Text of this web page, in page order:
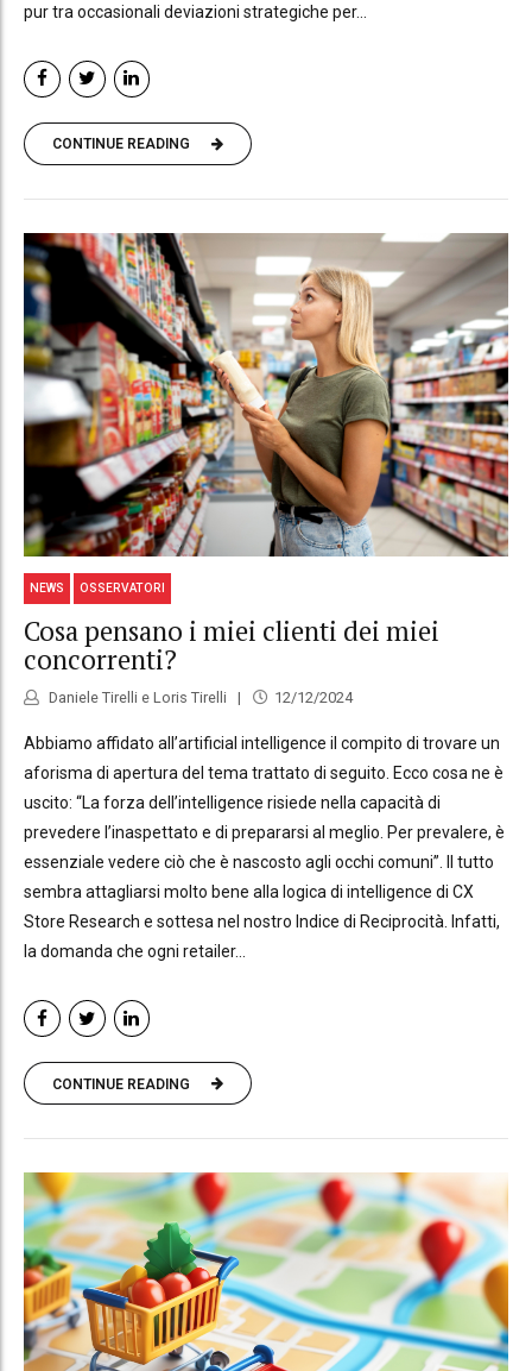
pur tra occasionali deviazioni strategiche per...
CONTINUE READING
NEWS OSSERVATORI
Cosa pensano i miei clienti dei miei
concorrenti?
Daniele Tirelli e Loris Tirelli 12/12/2024
Abbiamo affidato all’artificial intelligence il compito di trovare un
aforisma di apertura del tema trattato di seguito. Ecco cosa ne è
uscito: “La forza dell’intelligence risiede nella capacità di
prevedere l’inaspettato e di prepararsi al meglio. Per prevalere, è
essenziale vedere ciò che è nascosto agli occhi comuni”. Il tutto
sembra attagliarsi molto bene alla logica di intelligence di CX
Store Research e sottesa nel nostro Indice di Reciprocità. Infatti,
la domanda che ogni retailer...
CONTINUE READING